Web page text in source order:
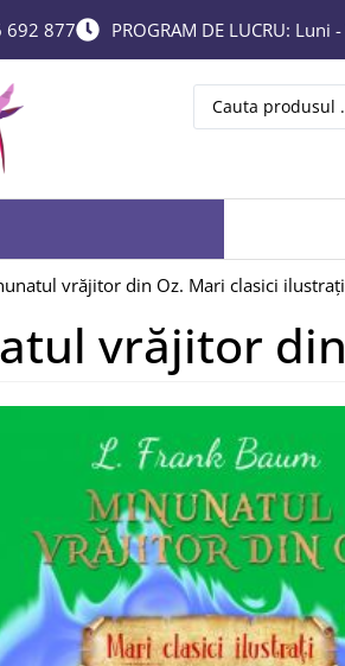
692 877 PROGRAM DE LUCRU:
vrăjitor din Oz. Mari clasici
vrăjitor